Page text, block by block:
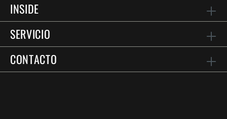
INSIDE
SERVICIO
CONTACTO